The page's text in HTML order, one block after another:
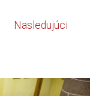
Nasledujúci